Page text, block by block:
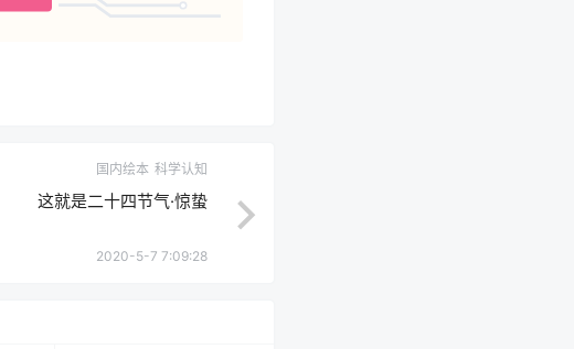
国内绘本 科学认知
这就是二十四节气·惊蛰
2020-5-7 7:09:28